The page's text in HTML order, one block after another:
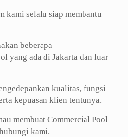
kami selalu siap membantu
beberapa
yang ada di Jakarta dan luar
kualitas, fungsi
kepuasan klien tentunya.
membuat Commercial Pool
kami.